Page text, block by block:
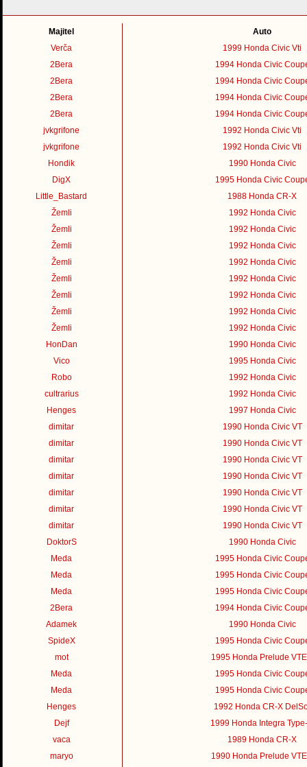
Majitel
Auto
Verča
1999 Honda Civic Vti
2Bera
1994 Honda Civic
2Bera
1994 Honda Civic
2Bera
1994 Honda Civic
2Bera
1994 Honda Civic
jvkgrifone
1992 Honda Civic Vti
jvkgrifone
1992 Honda Civic Vti
Hondik
1990 Honda Civic
DigX
1995 Honda Civic
Little_Bastard
1988 Honda CR-X
Žemli
1992 Honda Civic
Žemli
1992 Honda Civic
Žemli
1992 Honda Civic
Žemli
1992 Honda Civic
Žemli
1992 Honda Civic
Žemli
1992 Honda Civic
Žemli
1992 Honda Civic
Žemli
1992 Honda Civic
HonDan
1990 Honda Civic
Vico
1995 Honda Civic
Robo
1992 Honda Civic
cultrarius
1992 Honda Civic
Henges
1997 Honda Civic
dimitar
1990 Honda Civic VT
dimitar
1990 Honda Civic VT
dimitar
1990 Honda Civic VT
dimitar
1990 Honda Civic VT
dimitar
1990 Honda Civic VT
dimitar
1990 Honda Civic VT
dimitar
1990 Honda Civic VT
DoktorS
1990 Honda Civic
Meda
1995 Honda Civic
Meda
1995 Honda Civic
Meda
1995 Honda Civic
2Bera
1994 Honda Civic
Adamek
1990 Honda Civic
SpideX
1995 Honda Civic
mot
1995 Honda Prelude
Meda
1995 Honda Civic
Meda
1995 Honda Civic
Henges
1992 Honda CR-X
Dejf
1999 Honda Integra
vaca
1989 Honda CR-X
maryo
1990 Honda Prelude